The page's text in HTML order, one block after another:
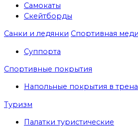
Самокаты
Скейтборды
Санки и ледянки Спортивная
Суппорта
Спортивные покрытия
Напольные покрытия в
Туризм
Палатки туристические